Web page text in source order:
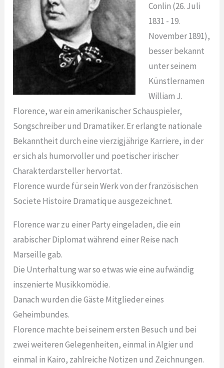
Conlin (26. Juli
1831 - 19.
November 1891),
besser bekannt
unter seinem
Künstlernamen
William J.
Florence, war ein amerikanischer Schauspieler,
Songschreiber und Dramatiker. Er erlangte nationale
Bekanntheit durch eine vierzigjährige Karriere, in der
er sich als humorvoller und poetischer irischer
Charakterdarsteller hervortat.
Florence wurde für sein Werk von der französischen
Societe Histoire Dramatique ausgezeichnet.
Florence war zu einer Party eingeladen, die ein
arabischer Diplomat während einer Reise nach
Marseille gab.
Die Unterhaltung war so etwas wie eine aufwändig
inszenierte Musikkomödie.
Danach wurden die Gäste Mitglieder eines
Geheimbundes.
Florence machte bei seinem ersten Besuch und bei
zwei weiteren Gelegenheiten, einmal in Algier und
einmal in Kairo, zahlreiche Notizen und Zeichnungen.